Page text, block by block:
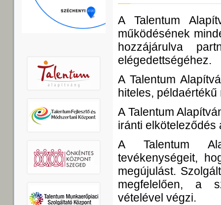
A Talentum
működésének
hozzájárulva
elégedettségéhez.
A Talentum
hiteles,
A Talentum
iránti elköteleződés
A Talentum
tevékenységeit,
megújulást.
megfelelően, a
vételével végzi.